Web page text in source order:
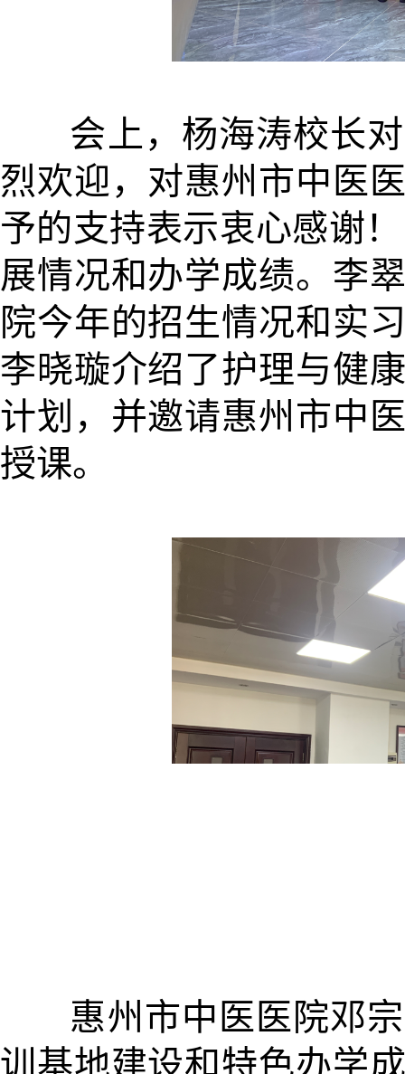
会上，杨海涛校长对
烈欢迎，对惠州市中医
予的支持表示衷心感谢
展情况和办学成绩。李
院今年的招生情况和实
李晓璇介绍了护理与健
计划，并邀请惠州市中
授课。
惠州市中医医院邓宗
训基地建设和特色办学